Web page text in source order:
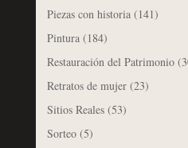
Piezas con historia(141)
Pintura(184)
Restauración del Patrimonio
Retratos de mujer(23)
Sitios Reales(53)
Sorteo(5)